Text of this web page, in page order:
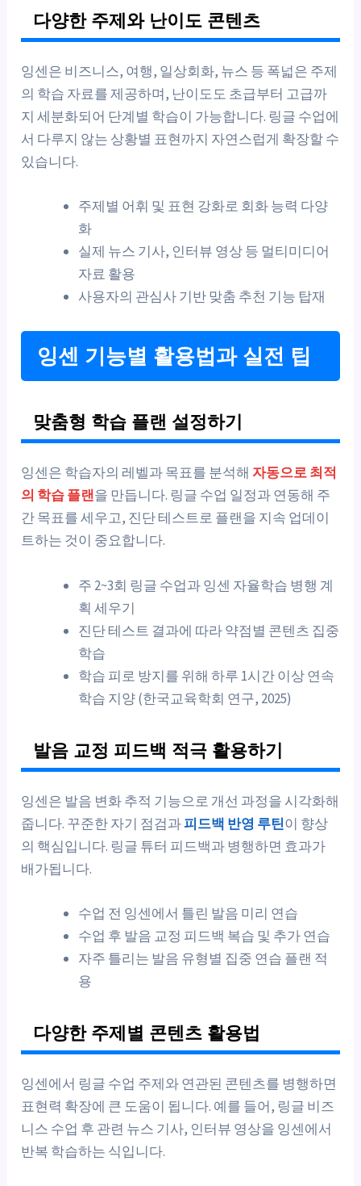
다양한 주제와 난이도 콘텐츠
잉센은 비즈니스, 여행, 일상회화, 뉴스 등 폭넓은 주제
의 학습 자료를 제공하며, 난이도도 초급부터 고급까
지 세분화되어 단계별 학습이 가능합니다. 링글 수업에
서 다루지 않는 상황별 표현까지 자연스럽게 확장할 수
있습니다.
주제별 어휘 및 표현 강화로 회화 능력 다양
화
실제 뉴스 기사, 인터뷰 영상 등 멀티미디어
자료 활용
사용자의 관심사 기반 맞춤 추천 기능 탑재
잉센 기능별 활용법과 실전 팁
맞춤형 학습 플랜 설정하기
잉센은 학습자의 레벨과 목표를 분석해 자동으로 최적
의 학습 플랜을 만듭니다. 링글 수업 일정과 연동해 주
간 목표를 세우고, 진단 테스트로 플랜을 지속 업데이
트하는 것이 중요합니다.
주 2~3회 링글 수업과 잉센 자율학습 병행 계
획 세우기
진단 테스트 결과에 따라 약점별 콘텐츠 집중
학습
학습 피로 방지를 위해 하루 1시간 이상 연속
학습 지양 (한국교육학회 연구, 2025)
발음 교정 피드백 적극 활용하기
잉센은 발음 변화 추적 기능으로 개선 과정을 시각화해
줍니다. 꾸준한 자기 점검과피드백 반영 루틴이 향상
의 핵심입니다. 링글 튜터 피드백과 병행하면 효과가
배가됩니다.
수업 전 잉센에서 틀린 발음 미리 연습
수업 후 발음 교정 피드백 복습 및 추가 연습
자주 틀리는 발음 유형별 집중 연습 플랜 적
용
다양한 주제별 콘텐츠 활용법
잉센에서 링글 수업 주제와 연관된 콘텐츠를 병행하면
표현력 확장에 큰 도움이 됩니다. 예를 들어, 링글 비즈
니스 수업 후 관련 뉴스 기사, 인터뷰 영상을 잉센에서
반복 학습하는 식입니다.